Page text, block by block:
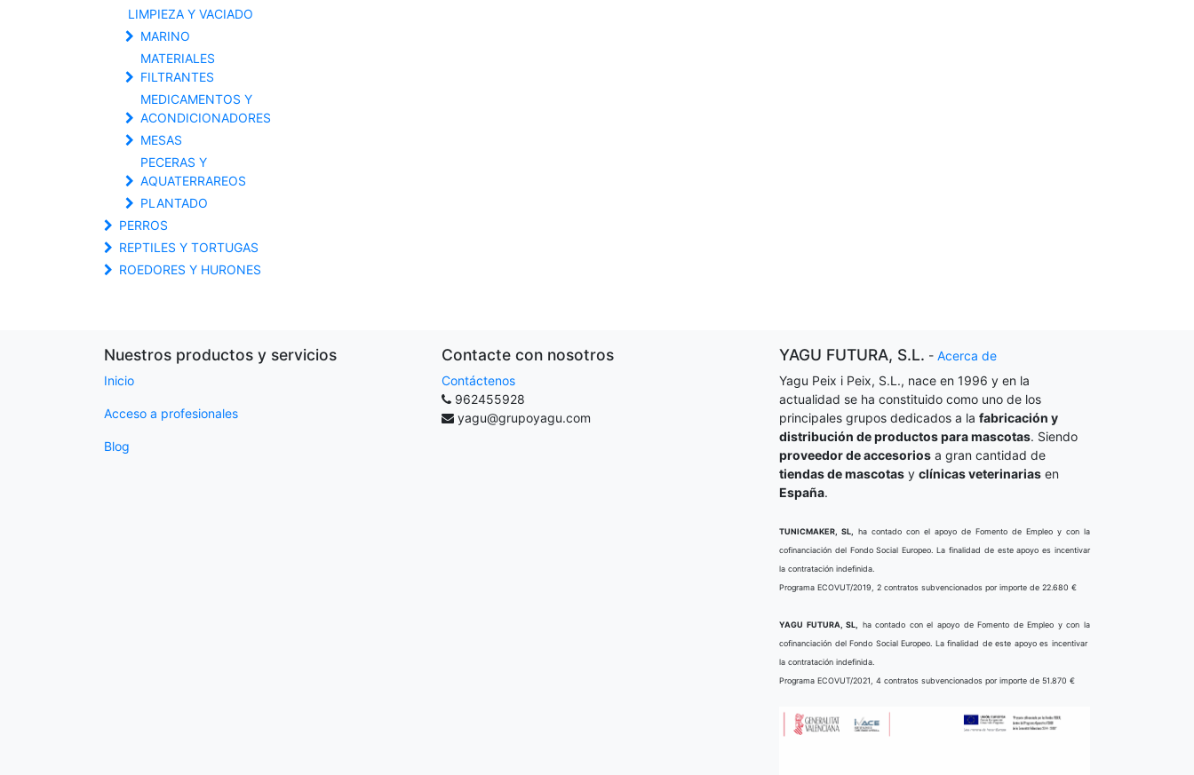
LIMPIEZA Y VACIADO
MARINO
MATERIALES
FILTRANTES
MEDICAMENTOS Y
ACONDICIONADORES
MESAS
PECERAS Y
AQUATERRAREOS
PLANTADO
PERROS
REPTILES Y TORTUGAS
ROEDORES Y HURONES
Nuestros productos y servicios
Inicio
Acceso a profesionales
Blog
Contacte con nosotros
Contáctenos
962455928
yagu@grupoyagu.com
YAGU FUTURA, S.L. - Acerca de
Yagu Peix i Peix, S.L., nace en 1996 y en la
actualidad se ha constituido como uno de los
principales grupos dedicados a la fabricación y
distribución de productos para mascotas. Siendo
proveedor de accesorios a gran cantidad de
tiendas de mascotas y clínicas veterinarias en
España.
TUNICMAKER, SL,
ha contado con el apoyo de Fomento de Empleo y con la
cofinanciación del Fondo Social Europeo. La finalidad de este apoyo es incentivar
la contratación indefinida.
Programa ECOVUT/2019, 2 contratos subvencionados por importe de 22.680 €
YAGU FUTURA, SL,
ha contado con el apoyo de Fomento de Empleo y con la
cofinanciación del Fondo Social Europeo. La finalidad de este apoyo es incentivar
la contratación indefinida.
Programa ECOVUT/2021, 4 contratos subvencionados por importe de 51.870 €